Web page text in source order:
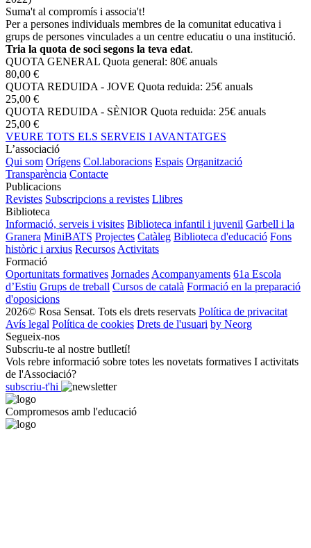
Suma't al compromís i associa't!
Per a persones individuals membres de la comunitat educativa i
grups de persones vinculades a un centre educatiu o una institució.
Tria la quota de soci segons la teva edat.
QUOTA GENERAL Quota general: 80€ anuals
80,00 €
QUOTA REDUIDA - JOVE Quota reduida: 25€ anuals
25,00 €
QUOTA REDUIDA - SÈNIOR Quota reduida: 25€ anuals
25,00 €
VEURE TOTS ELS SERVEIS I AVANTATGES
L’associació
Qui som Orígens Col.laboracions Espais Organització
Transparència Contacte
Publicacions
Revistes Subscripcions a revistes Llibres
Biblioteca
Informació, serveis i visites Biblioteca infantil i juvenil Garbell i la
Granera MiniBATS Projectes Catàleg Biblioteca d'educació Fons
històric i arxius Recursos Activitats
Formació
Oportunitats formatives Jornades Acompanyaments 61a Escola
d’Estiu Grups de treball Cursos de català Formació en la preparació
d'oposicions
2026© Rosa Sensat. Tots els drets reservats Política de privacitat
Avís legal Política de cookies Drets de l'usuari by Neorg
Segueix-nos
Subscriu-te al nostre butlletí!
Vols rebre informació sobre totes les novetats formatives I activitats
de l'Associació?
subscriu-t'hi
Compromesos amb l'educació